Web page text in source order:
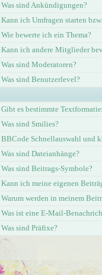
Was sind Ankündigungen?
Kann ich Umfragen starten
Wie bewerte ich ein Thema?
Kann ich andere Mitglieder
Was sind Moderatoren?
Was sind Benutzerlevel?
Gibt es bestimmte
Was sind Smilies?
BBCode Schnellauswahl und
Was sind Dateianhänge?
Was sind Beitrags-Symbole?
Kann ich meine eigenen
Warum werden in meinem
Was ist eine E-Mail-
Was sind Präfixe?